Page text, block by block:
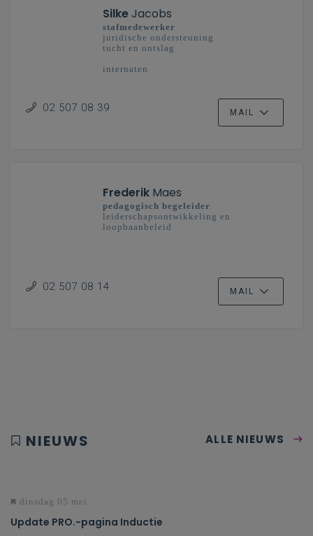
Silke Jacobs
stafmedewerker
juridische ondersteuning
tucht en ontslag
internaten
02 507 08 39 MAIL
Frederik Maes
pedagogisch begeleider
leiderschapsontwikkeling en
loopbaanbeleid
02 507 08 14 MAIL
NIEUWS ALLE NIEUWS
dinsdag 05 mei
Update PRO.-pagina Inductie